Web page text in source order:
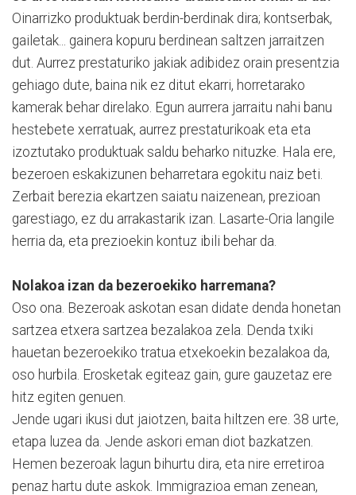
Oinarrizko produktuak berdin-berdinak dira; kontserbak,
gailetak... gainera kopuru berdinean saltzen jarraitzen
dut. Aurrez prestaturiko jakiak adibidez orain presentzia
gehiago dute, baina nik ez ditut ekarri, horretarako
kamerak behar direlako. Egun aurrera jarraitu nahi banu
hestebete xerratuak, aurrez prestaturikoak eta eta
izoztutako produktuak saldu beharko nituzke. Hala ere,
bezeroen eskakizunen beharretara egokitu naiz beti.
Zerbait berezia ekartzen saiatu naizenean, prezioan
garestiago, ez du arrakastarik izan. Lasarte-Oria langile
herria da, eta prezioekin kontuz ibili behar da.
Nolakoa izan da bezeroekiko harremana?
Oso ona. Bezeroak askotan esan didate denda honetan
sartzea etxera sartzea bezalakoa zela. Denda txiki
hauetan bezeroekiko tratua etxekoekin bezalakoa da,
oso hurbila. Erosketak egiteaz gain, gure gauzetaz ere
hitz egiten genuen.
Jende ugari ikusi dut jaiotzen, baita hiltzen ere. 38 urte,
etapa luzea da. Jende askori eman diot bazkatzen.
Hemen bezeroak lagun bihurtu dira, eta nire erretiroa
penaz hartu dute askok. Immigrazioa eman zenean,